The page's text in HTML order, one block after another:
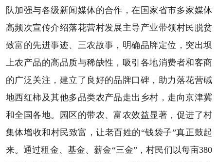
队加强与各级新闻媒体的合作，在国家省市多家媒体
高频次宣传介绍落花营村发展主导产业带领村民脱贫
致富的先进事迹、三农故事，明确品牌定位，突出坝
上农产品的高品质与稀缺性，吸引各地消费者和客商
的广泛关注，建立了良好的品牌口碑，助力落花营碱
地西红柿及其他多品类农产品走出乡村，走向京津冀
和全国各地。园区的带农、富农效益显著，促进了村
集体增收和村民致富，让老百姓的“钱袋子”真正鼓起
来。通过租金、基金、薪金“三金”，村民们以每亩380